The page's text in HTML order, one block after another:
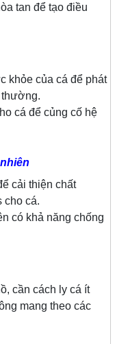
tan để tạo điều
khỏe của cá để phát
thường.
cá để củng cố hệ
cải thiện chất
cho cá.
có khả năng chống
cần cách ly cá ít
mang theo các